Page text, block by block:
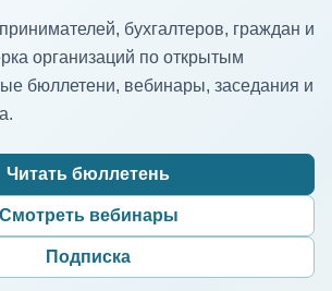
бухгалтеров, граждан и
организаций по открытым
бюллетени, вебинары, заседания и
Читать бюллетень
Смотреть вебинары
Подписка